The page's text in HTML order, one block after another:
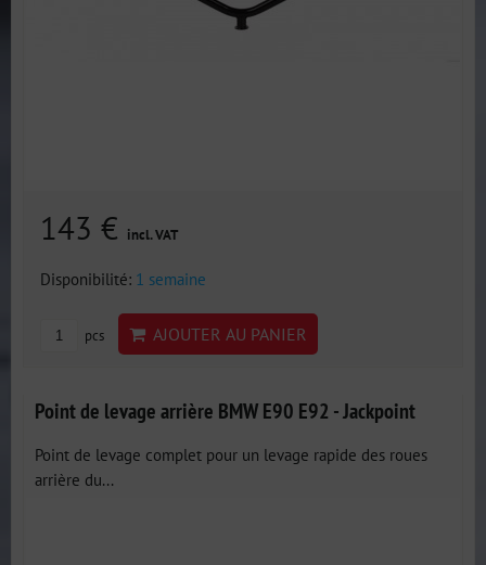
143 € incl. VAT
Disponibilité: 1 semaine
pcs AJOUTER AU PANIER
Point de levage arrière BMW E90 E92 - Jackpoint
Point de levage complet pour un levage rapide des roues
arrière du...